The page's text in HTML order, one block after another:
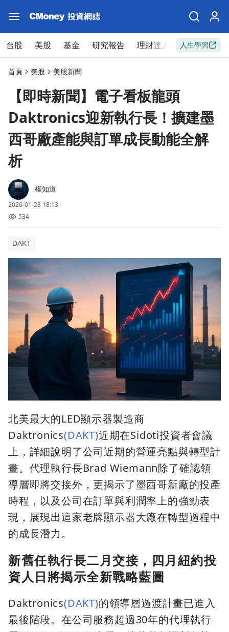
台股 美股 基金 研究報告 理財達人 新手入門
人生學習
首頁 美股 美股新聞
【即時新聞】電子看板龍頭
Daktronics迎新執行長！擴建墨
西哥廠產能與訂單成長動能全解
析
權知道
2026-01-23 18:13
534
DAKT
北美最大的LED顯示器製造商
Daktronics(DAKT)近期在Sidoti投資者會議
上，詳細說明了公司近期的營運亮點與轉型計
畫。代理執行長Brad Wiemann除了確認領
導層即將交接外，更揭示了墨西哥新廠的投產
時程，以及公司在訂單與利潤率上的強勁表
現，展現出這家老牌顯示器大廠在轉型過程中
的成長潛力。
新舊任執行長二月交接，四月紐約投
資人日將揭示全新戰略藍圖
Daktronics(DAKT)的領導層過渡計畫已進入
最後階段。在公司服務超過30年的代理執行